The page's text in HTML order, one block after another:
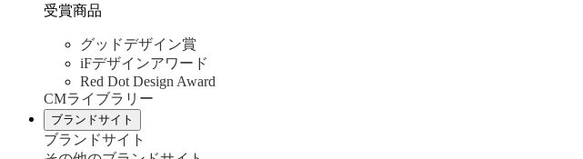
受賞商品
グッドデザイン賞
iFデザインアワード
Red Dot Design Award
CMライブラリー
ブランドサイト
ブランドサイト